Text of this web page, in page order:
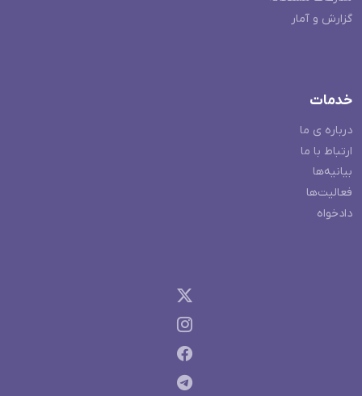
گزارش و آمار
خدمات
درباره ی ما
ارتباط با ما
بیانیه‌ها
فعالیت‌ها
دادخواه